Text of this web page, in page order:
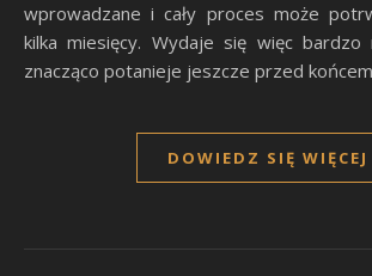
wprowadzane i cały proces może
kilka miesięcy. Wydaje się więc bardzo
znacząco potanieje jeszcze przed
DOWIEDZ SIĘ WIĘCEJ